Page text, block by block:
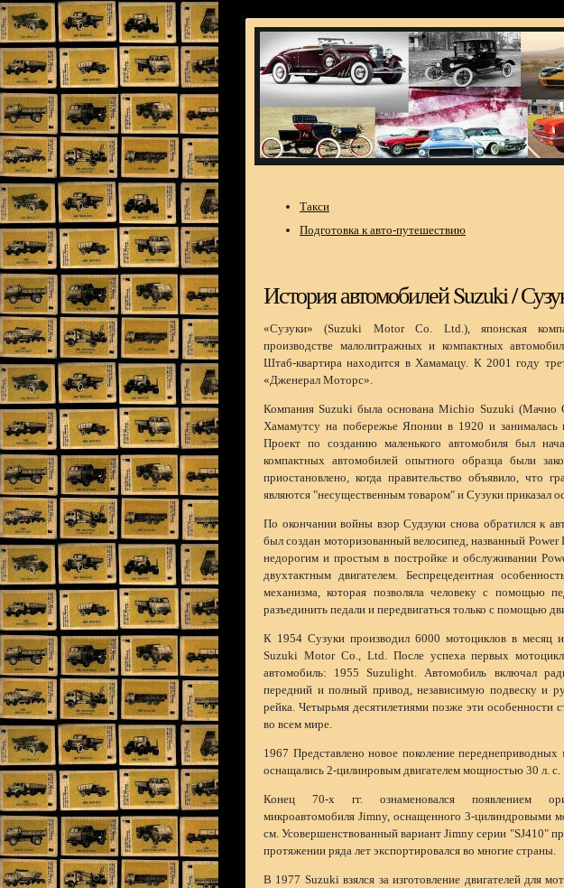
Такси
Подготовка к авто-путешествию
История автомобилей Suzuki /
«Сузуки» (Suzuki Motor Co. Ltd.), японская
производстве малолитражных и компактных
Штаб-квартира находится в Хамамацу. К 2001 году
«Дженерал Моторс».
Компания Suzuki была основана Michio Suzuki (Мачио
Хамамутсу на побережье Японии в 1920 и занималась
Проект по созданию маленького автомобиля был
компактных автомобилей опытного образца были
приостановлено, когда правительство объявило, что
являются "несущественным товаром" и Сузуки приказал
По окончании войны взор Судзуки снова обратился к
был создан моторизованный велосипед, названный
недорогим и простым в постройке и обслуживании
двухтактным двигателем. Беспрецедентная
механизма, которая позволяла человеку с помощью
разъединить педали и передвигаться только с помощью
К 1954 Сузуки производил 6000 мотоциклов в месяц
Suzuki Motor Co., Ltd. После успеха первых
автомобиль: 1955 Suzulight. Автомобиль включал
передний и полный привод, независимую подвеску и
рейка. Четырьмя десятилетиями позже эти особенности
во всем мире.
1967 Представлено новое поколение
оснащались 2-цилинровым двигателем мощностью 30 л. с.
Конец 70-х гг. ознаменовался появлением
микроавтомобиля Jimny, оснащенного 3-цилиндровыми
см. Усовершенствованный вариант Jimny серии "SJ410"
протяжении ряда лет экспортировался во многие страны.
В 1977 Suzuki взялся за изготовление двигателей для